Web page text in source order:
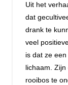
Uit het
dat
drank te
veel
is dat ze
lichaam.
rooibos te